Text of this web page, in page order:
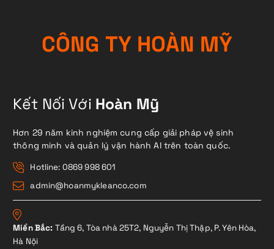
CÔNG TY HOÀN MỸ
Kết Nối Với Hoàn Mỹ
Hơn 29 năm kinh nghiệm cung cấp giải pháp vệ sinh
thông minh và quản lý vận hành AI trên toàn quốc.
Hotline: 0869 998 601
admin@hoanmykleanco.com
Miền Bắc: Tầng 6, Tòa nhà 25T2, Nguyễn Thị Thập, P. Yên Hòa,
Hà Nội